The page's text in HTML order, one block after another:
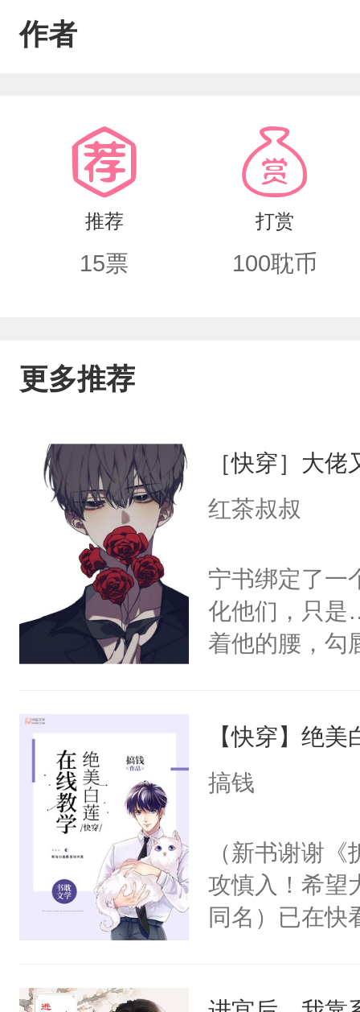
实则是一个杀手，在黑色地带一手遮
仿佛能盯出个无底洞。黑色地带的人
某人“下面都是我的手下败将”投怀送
有意～不如我们…”江逸“你是男的，况
攻：“咳咳，看你可怜没人要，我们试
度给劳资收回去”目中无人风流成性黑
人，受就是很强，不接受反驳②文笔不
作者
推荐
15票
打赏
100耽币
更多推荐
［快穿］大
红茶叔叔
宁书绑定了一
化他们，只是
着他的腰，勾
来，给老公
用力——为你
【快穿】绝
搞钱
（新书谢谢
攻慎入！希望
同名）已在快